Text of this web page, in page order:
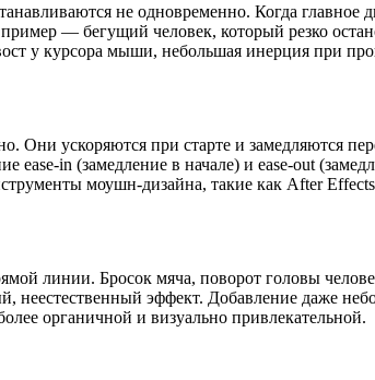
не одновременно. Когда главное
— бегущий человек, который резко
у курсора мыши, небольшая инерция при
ускоряются при старте и замедляются
in (замедление в начале) и ease-out
моушн-дизайна, такие как After
линии. Бросок мяча, поворот головы
неестественный эффект. Добавление даже
органичной и визуально привлекательной.